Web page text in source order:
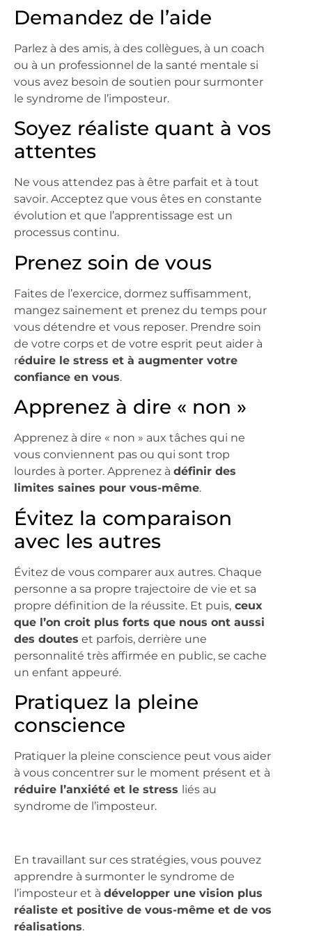
Demandez de l’aide
Parlez à des amis, à des collègues, à un coach
ou à un professionnel de la santé mentale si
vous avez besoin de soutien pour surmonter
le syndrome de l’imposteur.
Soyez réaliste quant à vos
attentes
Ne vous attendez pas à être parfait et à tout
savoir. Acceptez que vous êtes en constante
évolution et que l’apprentissage est un
processus continu.
Prenez soin de vous
Faites de l’exercice, dormez suffisamment,
mangez sainement et prenez du temps pour
vous détendre et vous reposer. Prendre soin
de votre corps et de votre esprit peut aider à
réduire le stress et à augmenter votre
confiance en vous.
Apprenez à dire « non »
Apprenez à dire « non » aux tâches qui ne
vous conviennent pas ou qui sont trop
lourdes à porter. Apprenez à définir des
limites saines pour vous-même.
Évitez la comparaison
avec les autres
Évitez de vous comparer aux autres. Chaque
personne a sa propre trajectoire de vie et sa
propre définition de la réussite. Et puis, ceux
que l’on croit plus forts que nous ont aussi
des doutes et parfois, derrière une
personnalité très affirmée en public, se cache
un enfant appeuré.
Pratiquez la pleine
conscience
Pratiquer la pleine conscience peut vous aider
à vous concentrer sur le moment présent et à
réduire l’anxiété et le stress liés au
syndrome de l’imposteur.
En travaillant sur ces stratégies, vous pouvez
apprendre à surmonter le syndrome de
l’imposteur et à développer une vision plus
réaliste et positive de vous-même et de vos
réalisations.